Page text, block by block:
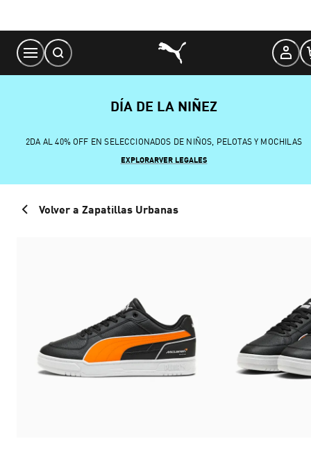
Content
DÍA DE LA NIÑEZ
2DA AL 40% OFF EN SELECCIONADOS DE NIÑOS, PELOTAS Y MOCHILAS
EXPLORARVER LEGALES
Volver a Zapatillas Urbanas